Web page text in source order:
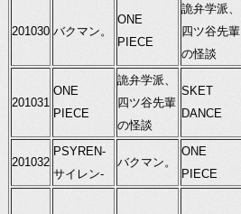
201030 バクマン。
ONE
PIECE
詭弁学派、
四ツ谷先輩
の怪談
201031
ONE
PIECE
詭弁学派、
四ツ谷先輩
の怪談
SKET
DANCE
201032
PSYREN-
サイレン-
バクマン。
ONE
PIECE